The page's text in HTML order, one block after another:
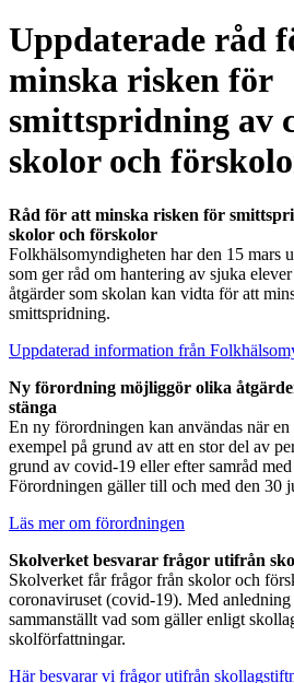
Uppdaterade råd
minska risken för
smittspridning av
skolor och
Råd för att minska risken för
skolor och förskolor
Folkhälsomyndigheten har den 15 mars
som ger råd om hantering av sjuka
åtgärder som skolan kan vidta för att
smittspridning.
Uppdaterad information från
Ny förordning möjliggör olika
stänga
En ny förordningen kan användas när
exempel på grund av att en stor del av
grund av covid-19 eller efter samråd
Förordningen gäller till och med den 30
Läs mer om förordningen
Skolverket besvarar frågor utifrån
Skolverket får frågor från skolor och
coronaviruset (covid-19). Med anledning
sammanställt vad som gäller enligt
skolförfattningar.
Här besvarar vi frågor utifrån